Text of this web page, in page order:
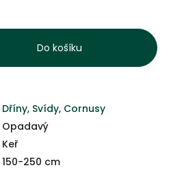
Do košíku
Dříny, Svídy, Cornusy
Opadavý
Keř
150-250 cm